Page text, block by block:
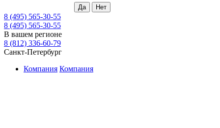
8 (495) 565-30-55
8 (495) 565-30-55
В вашем регионе
8 (812) 336-60-79
Санкт-Петербург
Компания Компания